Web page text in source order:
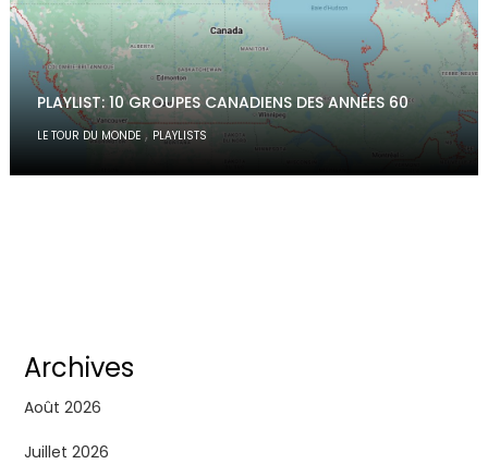
PLAYLIST: 10 GROUPES CANADIENS DES ANNÉES 60
LE TOUR DU MONDE , PLAYLISTS
Archives
Août 2026
Juillet 2026